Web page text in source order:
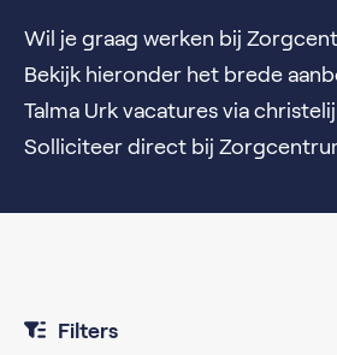
Wil je graag werken bij
Bekijk hieronder het brede
Talma Urk vacatures via
Solliciteer direct bij
Filters